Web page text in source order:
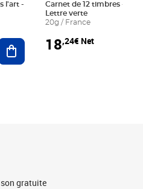
l'art -
Ajouter au panier
Carnet de 12 timbres - Le
Lettre verte
20g / France
18,24€ Net
gratuite